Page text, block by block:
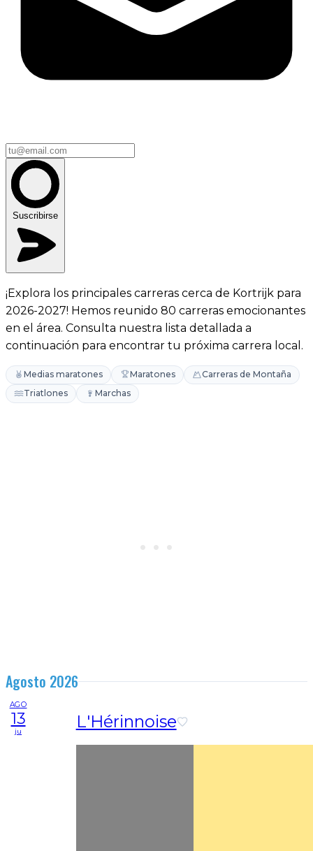
Suscribirse
¡Explora los principales carreras cerca de Kortrijk para
2026-2027! Hemos reunido 80 carreras emocionantes
en el área. Consulta nuestra lista detallada a
continuación para encontrar tu próxima carrera local.
Medias maratones Maratones
Carreras de Montaña
Triatlones
Marchas
Agosto 2026
AGO
13
ju L'Hérinnoise